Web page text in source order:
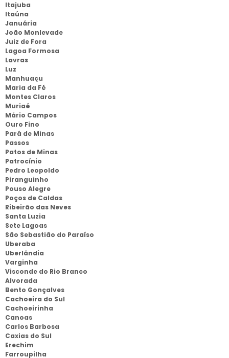
Itajuba
Itaúna
Januária
João Monlevade
Juiz de Fora
Lagoa Formosa
Lavras
Luz
Manhuaçu
Maria da Fé
Montes Claros
Muriaé
Mário Campos
Ouro Fino
Pará de Minas
Passos
Patos de Minas
Patrocínio
Pedro Leopoldo
Piranguinho
Pouso Alegre
Poços de Caldas
Ribeirão das Neves
Santa Luzia
Sete Lagoas
São Sebastião do Paraíso
Uberaba
Uberlândia
Varginha
Visconde do Rio Branco
Alvorada
Bento Gonçalves
Cachoeira do Sul
Cachoeirinha
Canoas
Carlos Barbosa
Caxias do Sul
Erechim
Farroupilha